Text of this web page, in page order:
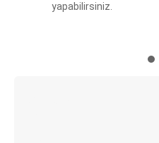
yapabilirsiniz.